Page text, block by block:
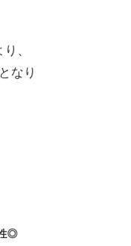
、
となり
◎